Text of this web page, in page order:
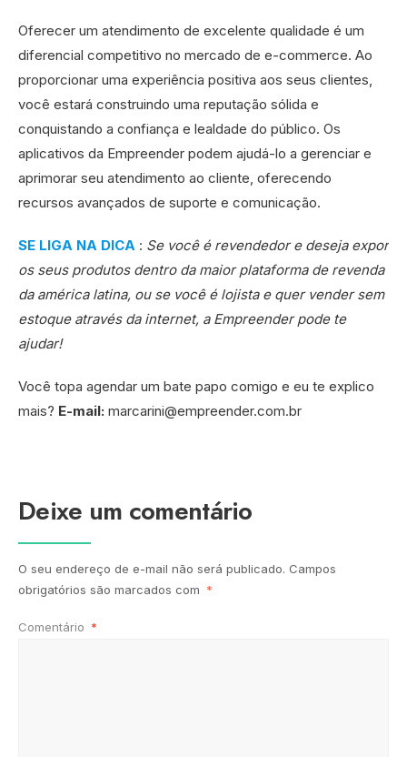
Oferecer um atendimento de excelente qualidade é um
diferencial competitivo no mercado de e-commerce. Ao
proporcionar uma experiência positiva aos seus clientes,
você estará construindo uma reputação sólida e
conquistando a confiança e lealdade do público. Os
aplicativos da Empreender podem ajudá-lo a gerenciar e
aprimorar seu atendimento ao cliente, oferecendo
recursos avançados de suporte e comunicação.
SE LIGA NA DICA : Se você é revendedor e deseja expor
os seus produtos dentro da maior plataforma de revenda
da américa latina, ou se você é lojista e quer vender sem
estoque através da internet, a Empreender pode te
ajudar!
Você topa agendar um bate papo comigo e eu te explico
mais? E-mail: marcarini@empreender.com.br
Deixe um comentário
O seu endereço de e-mail não será publicado. Campos
obrigatórios são marcados com *
Comentário *